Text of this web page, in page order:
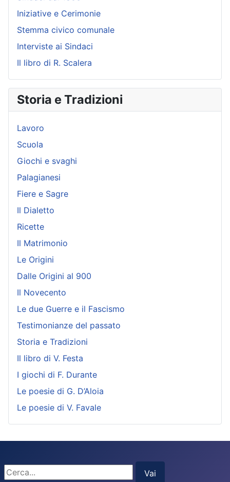
Iniziative e Cerimonie
Stemma civico comunale
Interviste ai Sindaci
Il libro di R. Scalera
Storia e Tradizioni
Lavoro
Scuola
Giochi e svaghi
Palagianesi
Fiere e Sagre
Il Dialetto
Ricette
Il Matrimonio
Le Origini
Dalle Origini al 900
Il Novecento
Le due Guerre e il Fascismo
Testimonianze del passato
Storia e Tradizioni
Il libro di V. Festa
I giochi di F. Durante
Le poesie di G. D’Aloia
Le poesie di V. Favale
Cerca...
Vai